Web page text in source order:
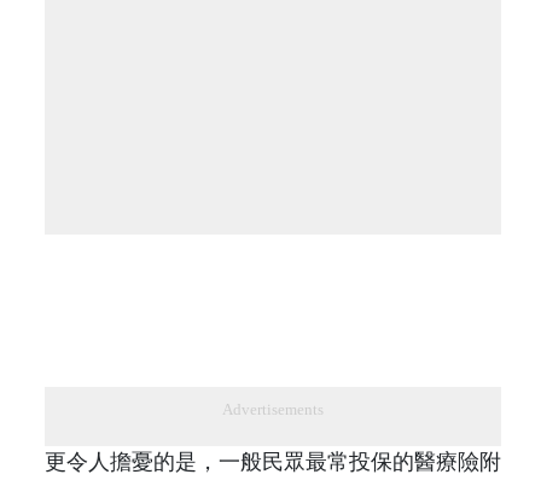
Advertisements
更令人擔憂的是，一般民眾最常投保的醫療險附